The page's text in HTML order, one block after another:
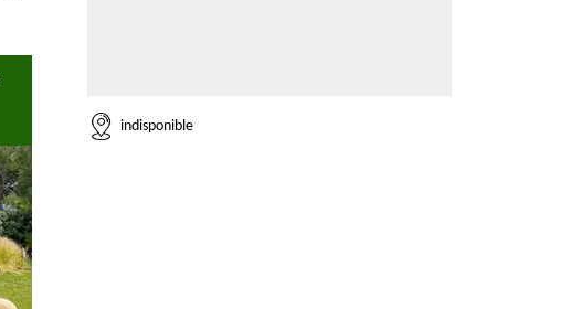
indisponible